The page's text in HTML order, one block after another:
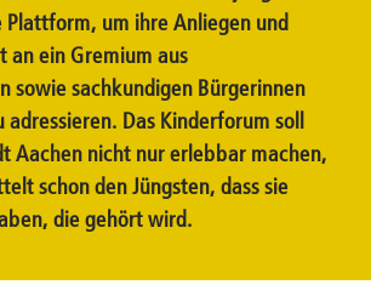
Plattform, um ihre Anliegen und
an ein Gremium aus
sowie sachkundigen Bürgerinnen
adressieren. Das Kinderforum soll
Aachen nicht nur erlebbar machen,
schon den Jüngsten, dass sie
die gehört wird.